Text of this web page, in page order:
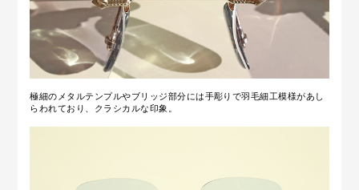
極細のメタルテンプルやブリッジ部分には手彫りで羽毛細工模様があし
らわれており、クラシカルな印象。